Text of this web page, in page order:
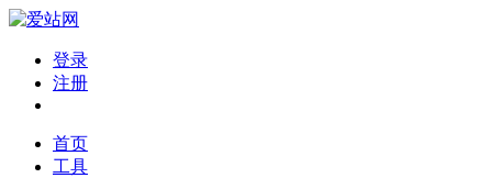
登录
注册
首页
工具